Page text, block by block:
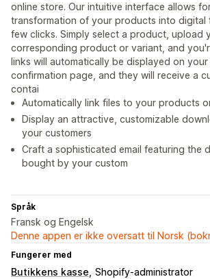
online store. Our intuitive interface allows
transformation of your products into digital
few clicks. Simply select a product, upload
corresponding product or variant, and
links will automatically be displayed on
confirmation page, and they will receive a
contai
Automatically link files to your products
Display an attractive, customizable
your customers
Craft a sophisticated email featuring the
bought by your custom
Språk
Fransk og Engelsk
Denne appen er ikke oversatt til Norsk
Fungerer med
Butikkens kasse Shopify-administrator